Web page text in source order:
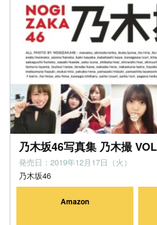
乃木坂46写真集 乃木撮
発売日：2019年12月17日（火）
乃木坂46
Amazon